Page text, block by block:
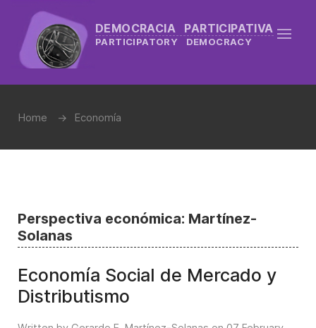
DEMOCRACIA PARTICIPATIVA
PARTICIPATORY DEMOCRACY
Home Economía
Perspectiva económica: Martínez-
Solanas
Economía Social de Mercado y
Distributismo